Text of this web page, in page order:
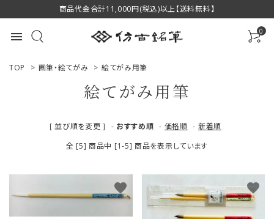
商品代金合計11,000円(税込)以上【送料無料】
menu 0
ACCOUNT MENU
商品一覧
TOP > 画筆・絵てがみ > 絵てがみ用筆
絵てがみ用筆
[ 並び順を変更 ] - おすすめ順 - 価格順 - 新着順
全 [5] 商品中 [1-5] 商品を表示しています
favorite favorite